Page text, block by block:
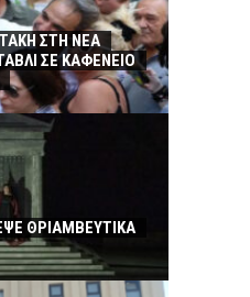
ΣΤΗ ΝΕΑ
ΣΕ ΚΑΦΕΝΕΙΟ
ΘΡΙΑΜΒΕΥΤΙΚΑ